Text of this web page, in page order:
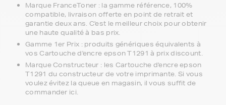
Marque FranceToner : la gamme référence, 100%
compatible, livraison offerte en point de retrait et
garantie deux ans. C'est le meilleur choix pour obtenir
une haute qualité à bas prix.
Gamme 1er Prix : produits génériques équivalents à
vos Cartouche d'encre epson T1291 à prix discount.
Marque Constructeur : les Cartouche d'encre epson
T1291 du constructeur de votre imprimante. Si vous
voulez évitez la queue en magasin, il vous suffit de
commander ici.